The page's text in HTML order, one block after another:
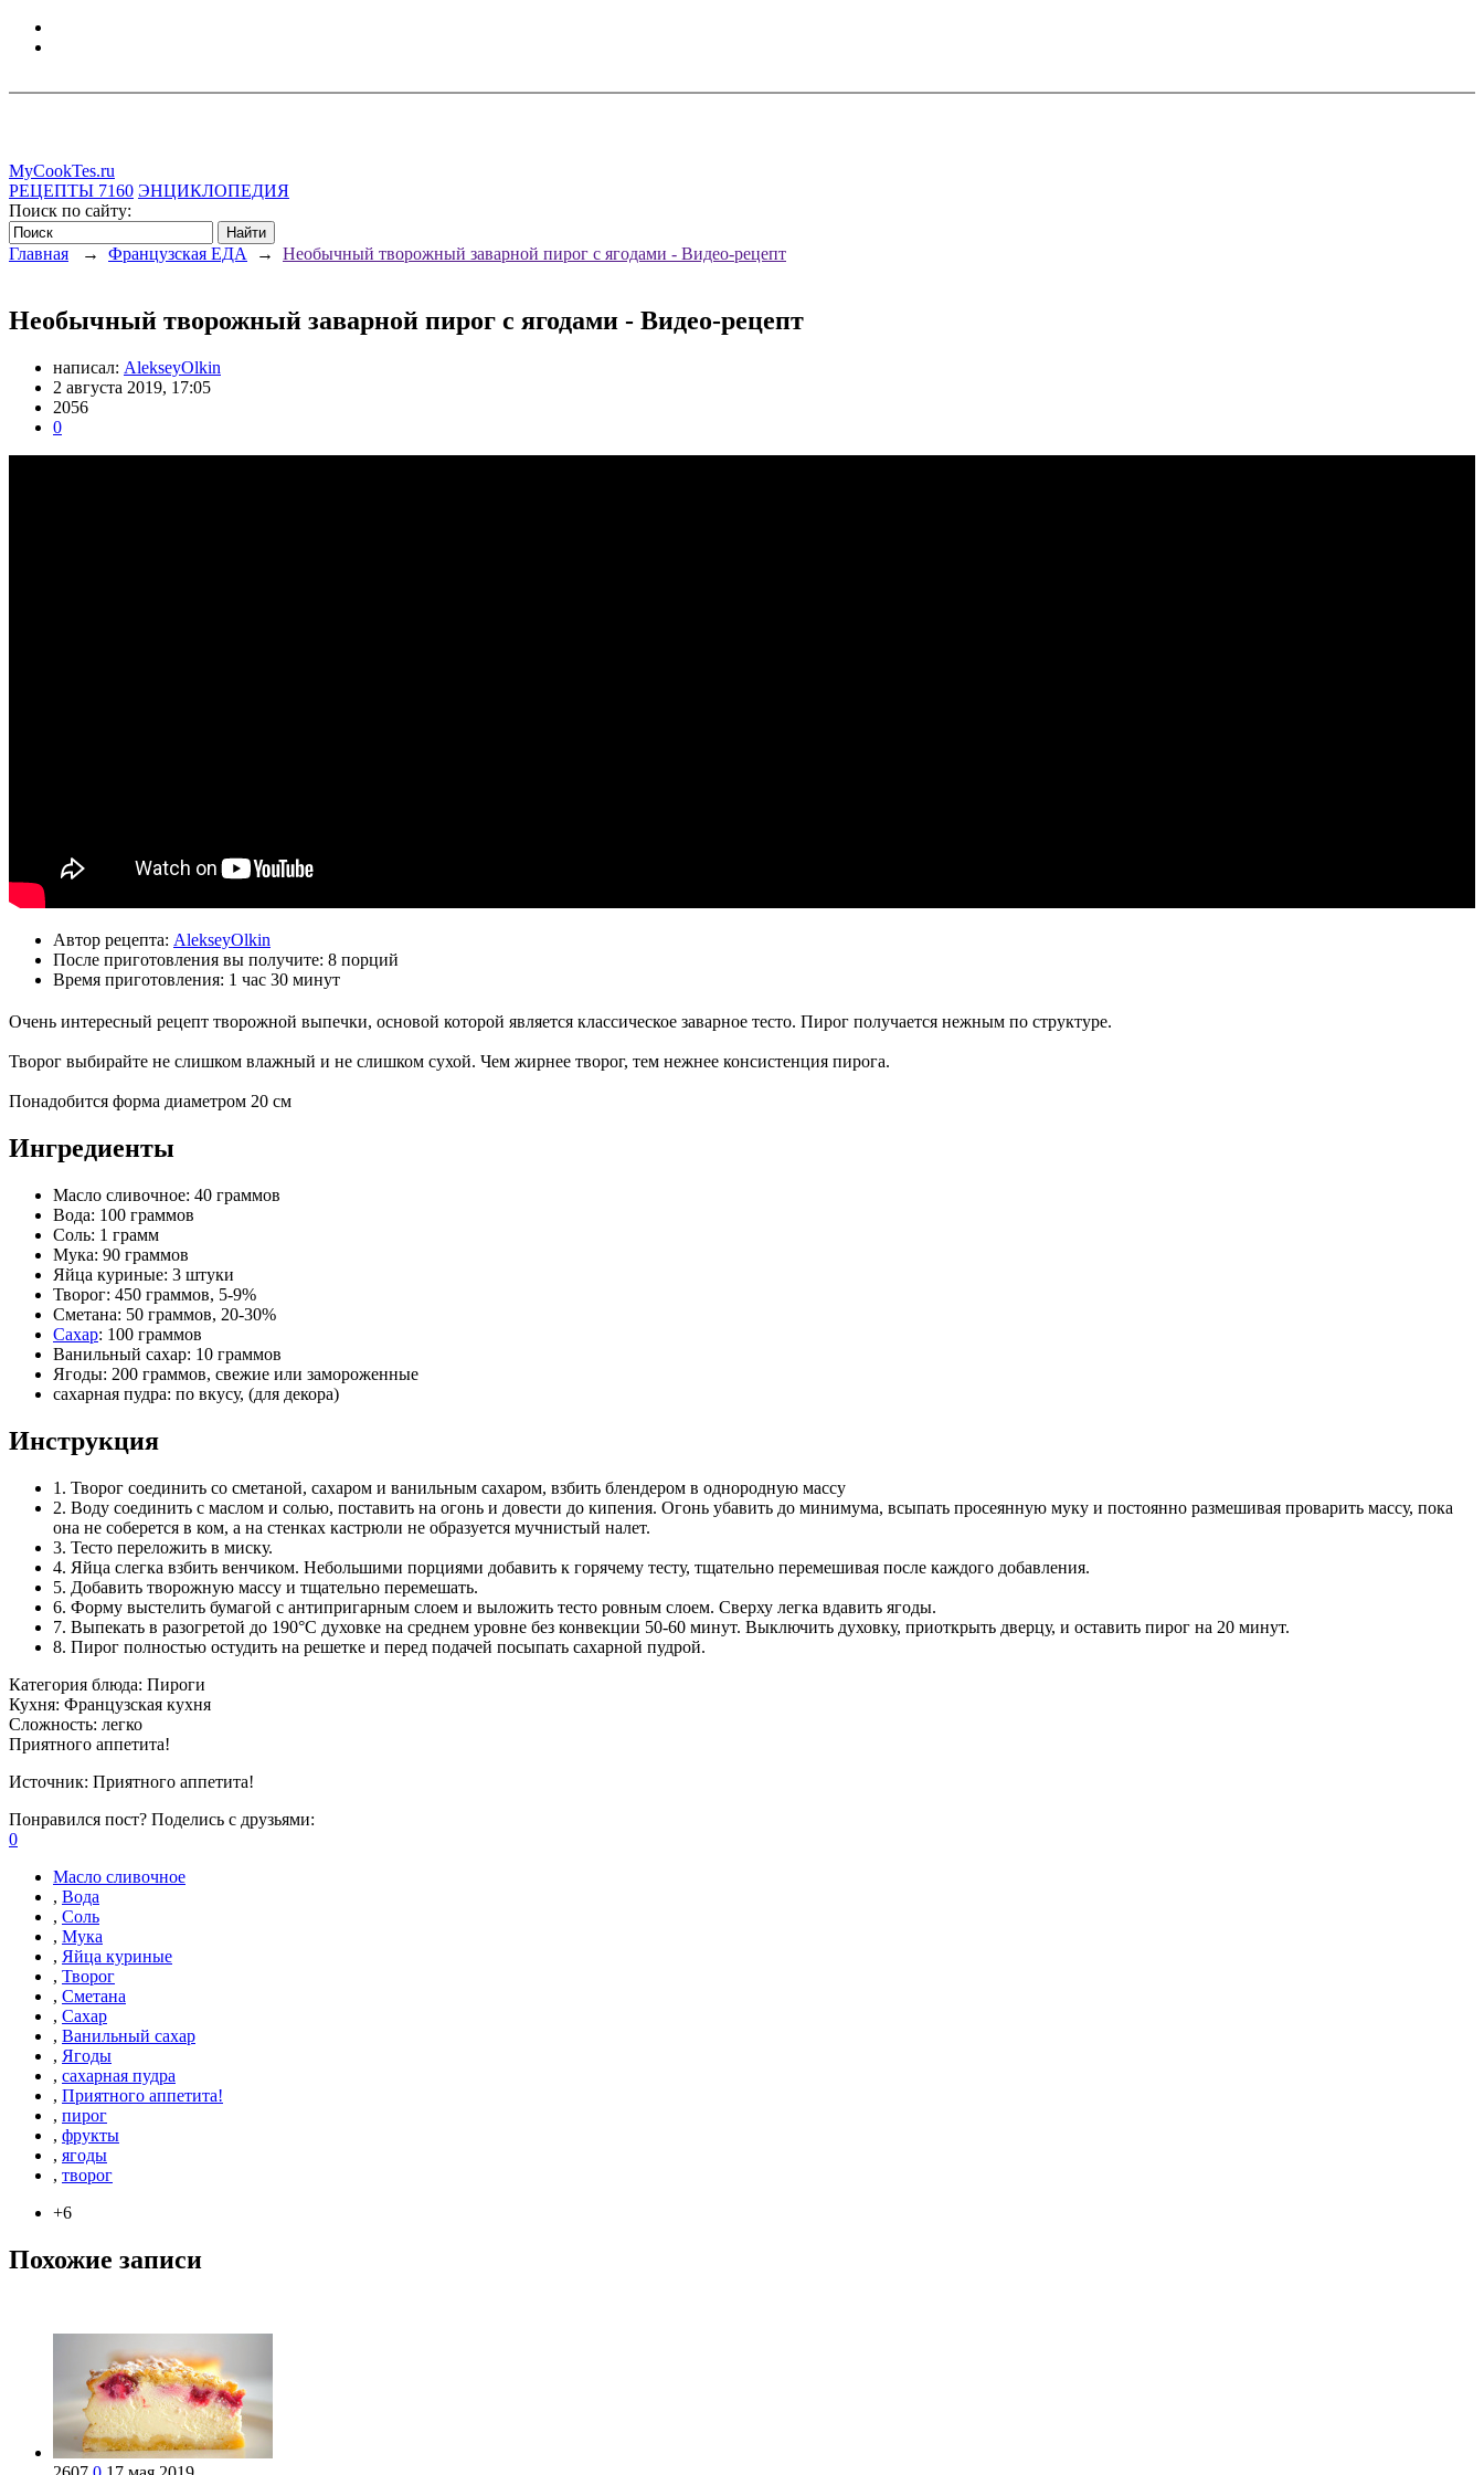
MyCookTes.ru
РЕЦЕПТЫ 7160 ЭНЦИКЛОПЕДИЯ
Поиск по сайту:
Главная → Французская ЕДА → Необычный творожный заварной пирог с ягодами - Видео-рецепт
Необычный творожный заварной пирог с ягодами - Видео-рецепт
написал: AlekseyOlkin
2 августа 2019, 17:05
2056
0
Автор рецепта: AlekseyOlkin
После приготовления вы получите: 8 порций
Время приготовления: 1 час 30 минут
Очень интересный рецепт творожной выпечки, основой которой является классическое заварное тесто. Пирог получается нежным по структуре.
Творог выбирайте не слишком влажный и не слишком сухой. Чем жирнее творог, тем нежнее консистенция пирога.
Понадобится форма диаметром 20 см
Ингредиенты
Масло сливочное: 40 граммов
Вода: 100 граммов
Соль: 1 грамм
Мука: 90 граммов
Яйца куриные: 3 штуки
Творог: 450 граммов, 5-9%
Сметана: 50 граммов, 20-30%
Сахар: 100 граммов
Ванильный сахар: 10 граммов
Ягоды: 200 граммов, свежие или замороженные
сахарная пудра: по вкусу, (для декора)
Инструкция
1. Творог соединить со сметаной, сахаром и ванильным сахаром, взбить блендером в однородную массу
2. Воду соединить с маслом и солью, поставить на огонь и довести до кипения. Огонь убавить до минимума, всыпать просеянную муку и постоянно размешивая проварить массу, пока
она не соберется в ком, а на стенках кастрюли не образуется мучнистый налет.
3. Тесто переложить в миску.
4. Яйца слегка взбить венчиком. Небольшими порциями добавить к горячему тесту, тщательно перемешивая после каждого добавления.
5. Добавить творожную массу и тщательно перемешать.
6. Форму выстелить бумагой с антипригарным слоем и выложить тесто ровным слоем. Сверху легка вдавить ягоды.
7. Выпекать в разогретой до 190°С духовке на среднем уровне без конвекции 50-60 минут. Выключить духовку, приоткрыть дверцу, и оставить пирог на 20 минут.
8. Пирог полностью остудить на решетке и перед подачей посыпать сахарной пудрой.
Категория блюда: Пироги
Кухня: Французская кухня
Сложность: легко
Приятного аппетита!
Источник: Приятного аппетита!
Понравился пост? Поделись с друзьями:
0
Масло сливочное
, Вода
, Соль
, Мука
, Яйца куриные
, Творог
, Сметана
, Сахар
, Ванильный сахар
, Ягоды
, сахарная пудра
, Приятного аппетита!
, пирог
, фрукты
, ягоды
, творог
+6
Похожие записи